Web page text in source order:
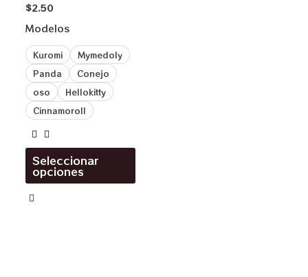
Valorado
en
0
de
$2.50
Modelos
Kuromi
Mymedoly
Panda
Conejo
oso
Hellokitty
Cinnamoroll
Seleccionar
opciones